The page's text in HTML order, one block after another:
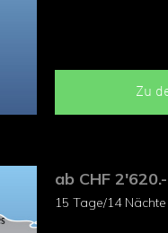
Zu
ab CHF
15 Tage/14